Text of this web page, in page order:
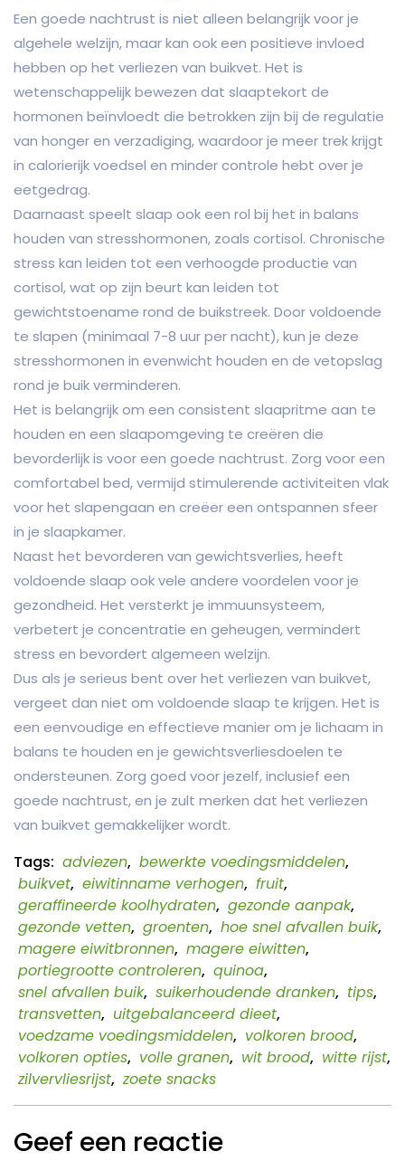
Een goede nachtrust is niet alleen belangrijk voor je
algehele welzijn, maar kan ook een positieve invloed
hebben op het verliezen van buikvet. Het is
wetenschappelijk bewezen dat slaaptekort de
hormonen beïnvloedt die betrokken zijn bij de regulatie
van honger en verzadiging, waardoor je meer trek krijgt
in calorierijk voedsel en minder controle hebt over je
eetgedrag.
Daarnaast speelt slaap ook een rol bij het in balans
houden van stresshormonen, zoals cortisol. Chronische
stress kan leiden tot een verhoogde productie van
cortisol, wat op zijn beurt kan leiden tot
gewichtstoename rond de buikstreek. Door voldoende
te slapen (minimaal 7-8 uur per nacht), kun je deze
stresshormonen in evenwicht houden en de vetopslag
rond je buik verminderen.
Het is belangrijk om een consistent slaapritme aan te
houden en een slaapomgeving te creëren die
bevorderlijk is voor een goede nachtrust. Zorg voor een
comfortabel bed, vermijd stimulerende activiteiten vlak
voor het slapengaan en creëer een ontspannen sfeer
in je slaapkamer.
Naast het bevorderen van gewichtsverlies, heeft
voldoende slaap ook vele andere voordelen voor je
gezondheid. Het versterkt je immuunsysteem,
verbetert je concentratie en geheugen, vermindert
stress en bevordert algemeen welzijn.
Dus als je serieus bent over het verliezen van buikvet,
vergeet dan niet om voldoende slaap te krijgen. Het is
een eenvoudige en effectieve manier om je lichaam in
balans te houden en je gewichtsverliesdoelen te
ondersteunen. Zorg goed voor jezelf, inclusief een
goede nachtrust, en je zult merken dat het verliezen
van buikvet gemakkelijker wordt.
Tags: adviezen, bewerkte voedingsmiddelen,
buikvet, eiwitinname verhogen, fruit,
geraffineerde koolhydraten, gezonde aanpak,
gezonde vetten, groenten, hoe snel afvallen buik,
magere eiwitbronnen, magere eiwitten,
portiegrootte controleren, quinoa,
snel afvallen buik, suikerhoudende dranken, tips,
transvetten, uitgebalanceerd dieet,
voedzame voedingsmiddelen, volkoren brood,
volkoren opties, volle granen, wit brood, witte rijst,
zilvervliesrijst, zoete snacks
Geef een reactie